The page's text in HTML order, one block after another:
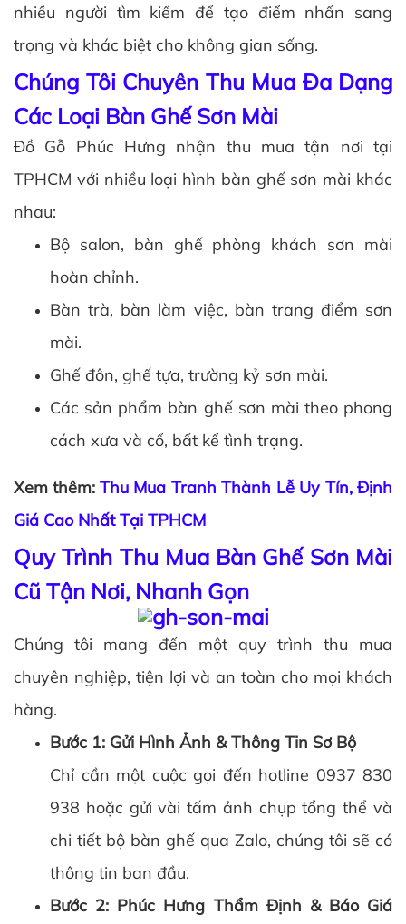
nhiều người tìm kiếm để tạo điểm nhấn sang
trọng và khác biệt cho không gian sống.
Chúng Tôi Chuyên Thu Mua Đa Dạng
Các Loại Bàn Ghế Sơn Mài
Đồ Gỗ Phúc Hưng nhận thu mua tận nơi tại
TPHCM với nhiều loại hình bàn ghế sơn mài khác
nhau:
Bộ salon, bàn ghế phòng khách sơn mài
hoàn chỉnh.
Bàn trà, bàn làm việc, bàn trang điểm sơn
mài.
Ghế đôn, ghế tựa, trường kỷ sơn mài.
Các sản phẩm bàn ghế sơn mài theo phong
cách xưa và cổ, bất kể tình trạng.
Xem thêm: Thu Mua Tranh Thành Lễ Uy Tín, Định
Giá Cao Nhất Tại TPHCM
Quy Trình Thu Mua Bàn Ghế Sơn Mài
Cũ Tận Nơi, Nhanh Gọn
Chúng tôi mang đến một quy trình thu mua
chuyên nghiệp, tiện lợi và an toàn cho mọi khách
hàng.
Bước 1: Gửi Hình Ảnh & Thông Tin Sơ Bộ
Chỉ cần một cuộc gọi đến hotline 0937 830
938 hoặc gửi vài tấm ảnh chụp tổng thể và
chi tiết bộ bàn ghế qua Zalo, chúng tôi sẽ có
thông tin ban đầu.
Bước 2: Phúc Hưng Thẩm Định & Báo Giá